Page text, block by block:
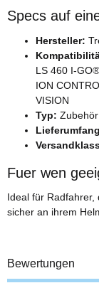
Specs auf
Hersteller:
LS 460 I-
ION
VISION
Typ:
Fuer wen
Ideal für Radfahrer,
sicher an ihrem
Bewertungen